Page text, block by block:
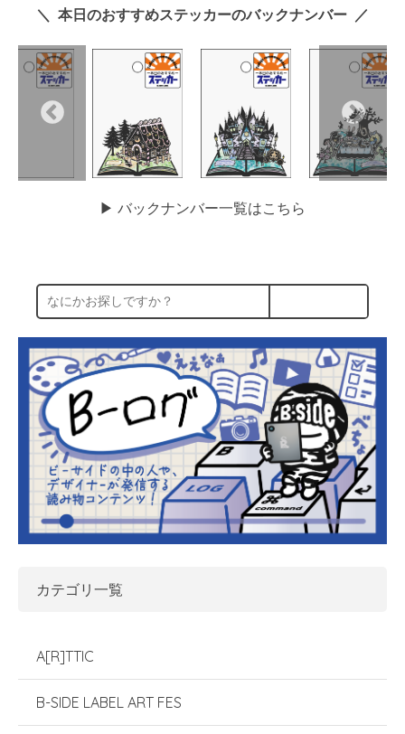
＼ 本日のおすすめステッカーのバックナンバー ／
▶︎ バックナンバー一覧はこちら
カテゴリ一覧
A[R]TTIC
B-SIDE LABEL ART FES